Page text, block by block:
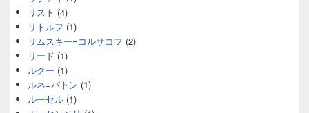
リスト (4)
リトルフ (1)
リムスキー=コルサコフ (2)
リード (1)
ルクー (1)
ルネ=バトン (1)
ルーセル (1)